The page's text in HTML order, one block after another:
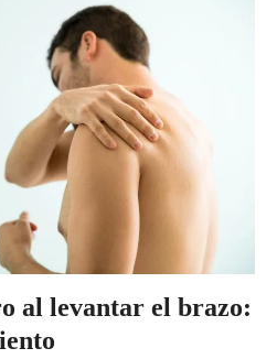
al levantar el brazo: